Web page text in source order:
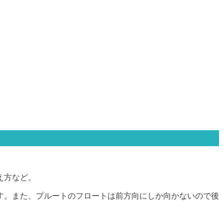
など。
また、プルートのフロートは前方向にしか向かないので後